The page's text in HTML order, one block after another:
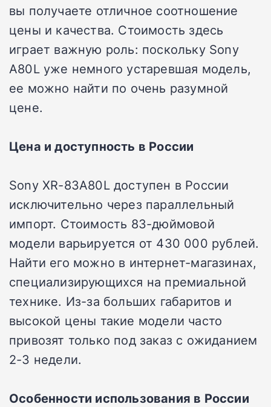
вы получаете отличное соотношение
цены и качества. Стоимость здесь
играет важную роль: поскольку Sony
A80L уже немного устаревшая модель,
ее можно найти по очень разумной
цене.
Цена и доступность в России
Sony XR-83A80L доступен в России
исключительно через параллельный
импорт. Стоимость 83-дюймовой
модели варьируется от 430 000 рублей.
Найти его можно в интернет-магазинах,
специализирующихся на премиальной
технике. Из-за больших габаритов и
высокой цены такие модели часто
привозят только под заказ с ожиданием
2-3 недели.
Особенности использования в России